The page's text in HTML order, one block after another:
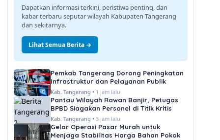
Dapatkan informasi terkini, peristiwa penting, dan
kabar terbaru seputar wilayah Kabupaten Tangerang
dan sekitarnya.
Lihat Semua Berita →
Pemkab Tangerang Dorong Peningkatan
Infrastruktur dan Pelayanan Publik
Kab. Tangerang • 1 jam lalu
Pantau Wilayah Rawan Banjir, Petugas
BPBD Siagakan Personel di Titik Kritis
Kab. Tangerang • 3 jam lalu
Gelar Operasi Pasar Murah untuk
Menjaga Stabilitas Harga Bahan Pokok